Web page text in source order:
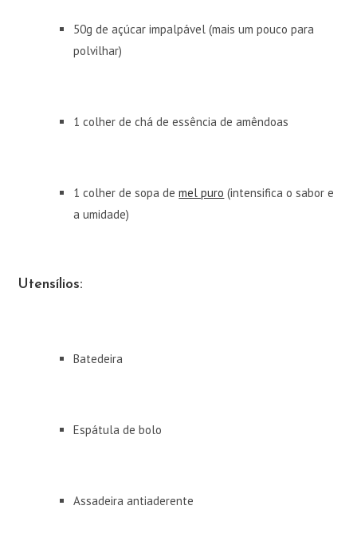
50g de açúcar impalpável (mais um pouco para
polvilhar)
1 colher de chá de essência de amêndoas
1 colher de sopa demel puro (intensifica o sabor e
a umidade)
Utensílios:
Batedeira
Espátula de bolo
Assadeira antiaderente